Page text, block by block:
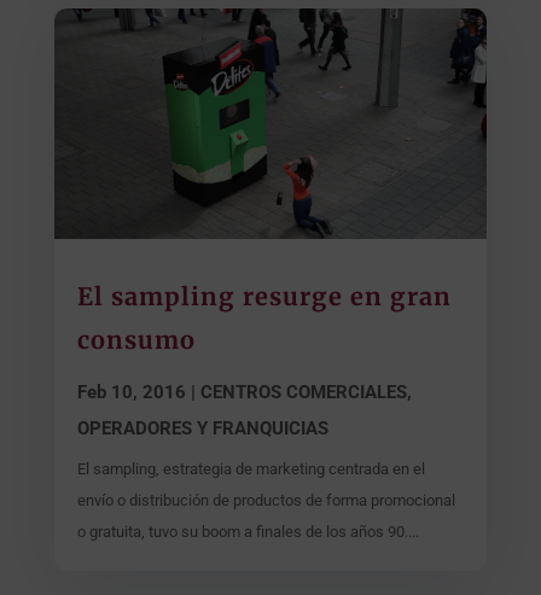
El sampling resurge en gran
consumo
Feb 10, 2016
CENTROS COMERCIALES,
OPERADORES Y FRANQUICIAS
El sampling, estrategia de marketing centrada en el
envío o distribución de productos de forma promocional
o gratuita, tuvo su boom a finales de los años 90....